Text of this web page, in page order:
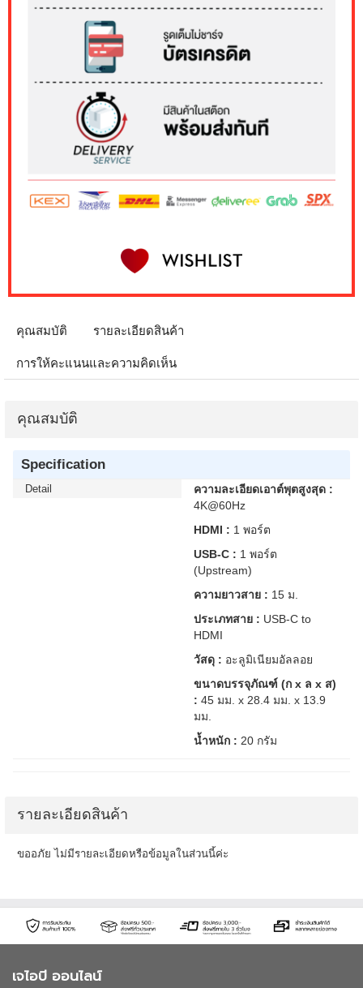
คุณสมบัติ รายละเอียดสินค้า
การให้คะแนนและความคิดเห็น
คุณสมบัติ
Specification
Detail
ความละเอียดเอาต์พุตสูงสุด :
4K@60Hz
HDMI : 1 พอร์ต
USB-C : 1 พอร์ต
(Upstream)
ความยาวสาย : 15 ม.
ประเภทสาย : USB-C to
HDMI
วัสดุ : อะลูมิเนียมอัลลอย
ขนาดบรรจุภัณฑ์ (ก x ล x ส)
: 45 มม. x 28.4 มม. x 13.9
มม.
น้ำหนัก : 20 กรัม
รายละเอียดสินค้า
ขออภัย ไม่มีรายละเอียดหรือข้อมูลในส่วนนี้ค่ะ
เจไอบี ออนไลน์